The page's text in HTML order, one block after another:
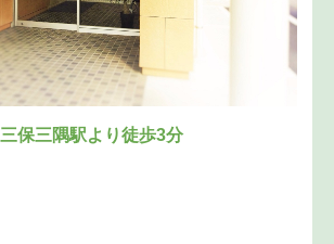
三保三隅駅より徒歩3分